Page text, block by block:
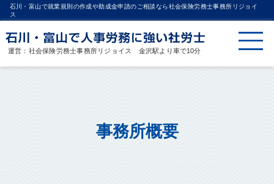
石川・富山で就業規則の作成や助成金申請のご相談なら社会保険労務士事務所リジョイ
ス
運営：社会保険労務士事務所リジョイス 金沢駅より車で10分
事務所概要